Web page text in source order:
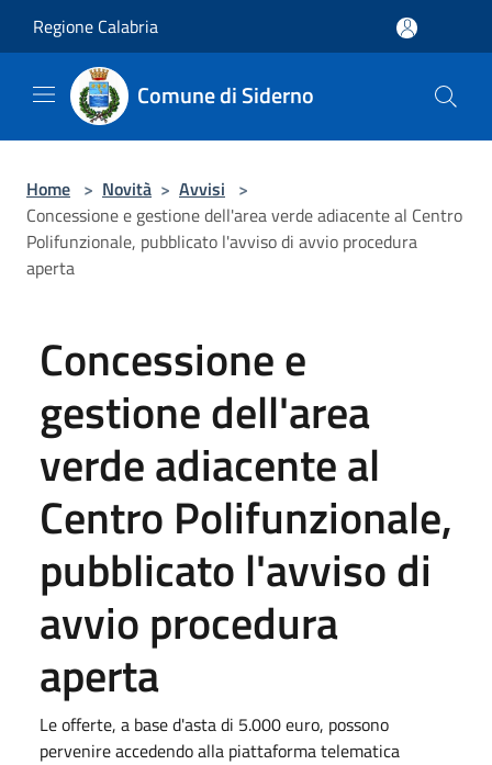
Regione Calabria
Comune di Siderno
Home > Novità > Avvisi >
Concessione e gestione dell'area verde adiacente al Centro
Polifunzionale, pubblicato l'avviso di avvio procedura
aperta
Concessione e
gestione dell'area
verde adiacente al
Centro Polifunzionale,
pubblicato l'avviso di
avvio procedura
aperta
Le offerte, a base d'asta di 5.000 euro, possono
pervenire accedendo alla piattaforma telematica